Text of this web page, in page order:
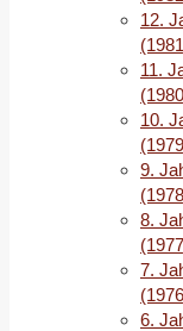
12.
11.
10.
9.
8.
7.
6.